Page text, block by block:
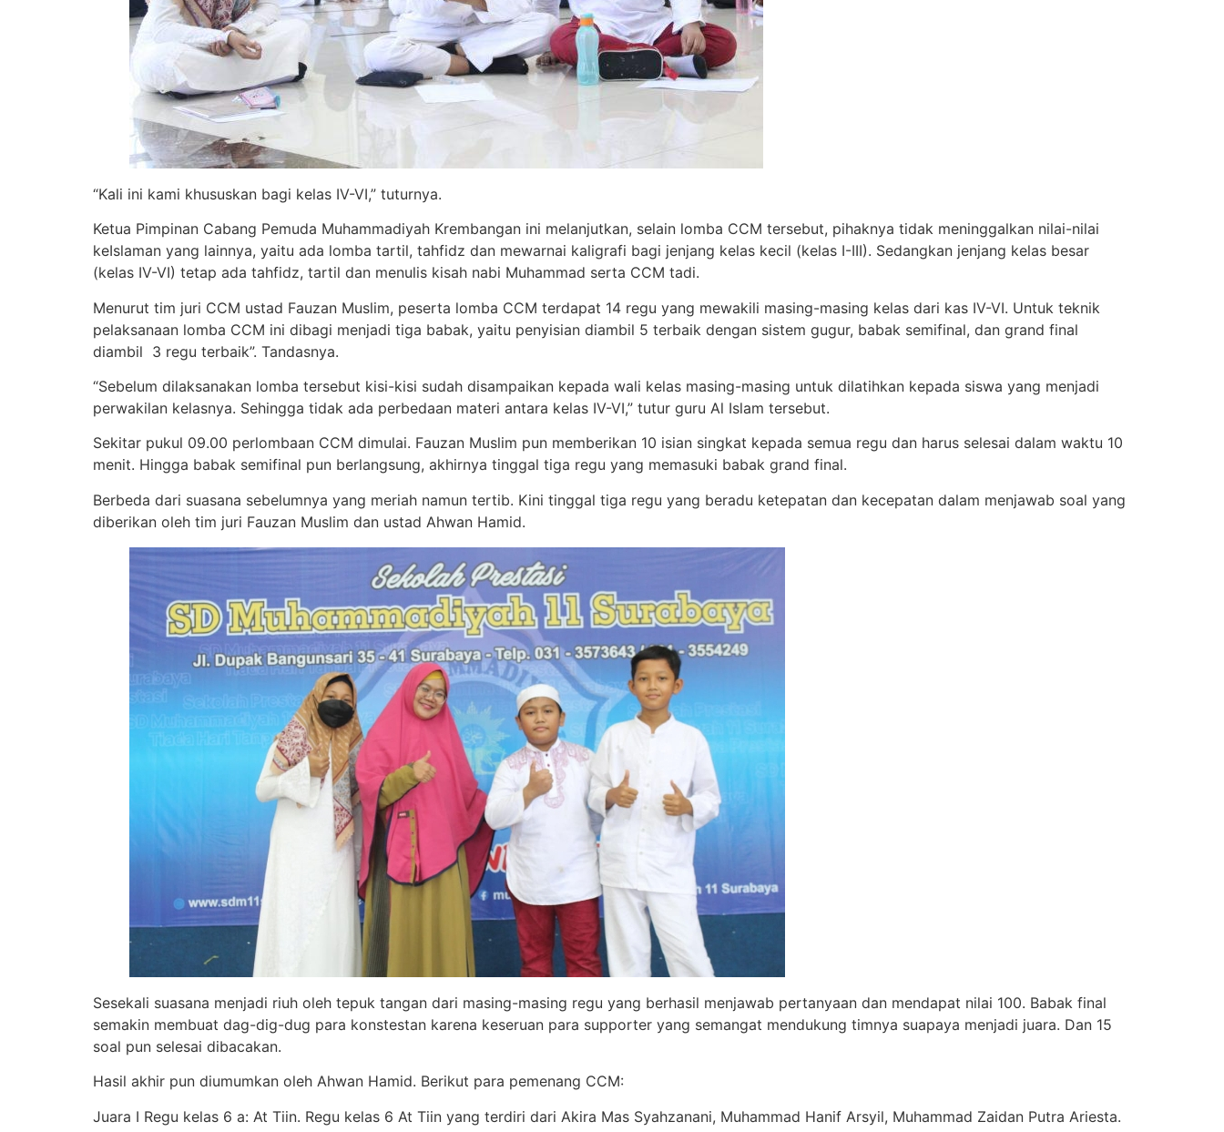
“Kali ini kami khususkan bagi kelas IV-VI,” tuturnya.
Ketua Pimpinan Cabang Pemuda Muhammadiyah Krembangan ini melanjutkan, selain lomba CCM tersebut, pihaknya tidak meninggalkan nilai-nilai
keIslaman yang lainnya, yaitu ada lomba tartil, tahfidz dan mewarnai kaligrafi bagi jenjang kelas kecil (kelas I-III). Sedangkan jenjang kelas besar
(kelas IV-VI) tetap ada tahfidz, tartil dan menulis kisah nabi Muhammad serta CCM tadi.
Menurut tim juri CCM ustad Fauzan Muslim, peserta lomba CCM terdapat 14 regu yang mewakili masing-masing kelas dari kas IV-VI. Untuk teknik
pelaksanaan lomba CCM ini dibagi menjadi tiga babak, yaitu penyisian diambil 5 terbaik dengan sistem gugur, babak semifinal, dan grand final
diambil 3 regu terbaik”. Tandasnya.
“Sebelum dilaksanakan lomba tersebut kisi-kisi sudah disampaikan kepada wali kelas masing-masing untuk dilatihkan kepada siswa yang menjadi
perwakilan kelasnya. Sehingga tidak ada perbedaan materi antara kelas IV-VI,” tutur guru Al Islam tersebut.
Sekitar pukul 09.00 perlombaan CCM dimulai. Fauzan Muslim pun memberikan 10 isian singkat kepada semua regu dan harus selesai dalam waktu 10
menit. Hingga babak semifinal pun berlangsung, akhirnya tinggal tiga regu yang memasuki babak grand final.
Berbeda dari suasana sebelumnya yang meriah namun tertib. Kini tinggal tiga regu yang beradu ketepatan dan kecepatan dalam menjawab soal yang
diberikan oleh tim juri Fauzan Muslim dan ustad Ahwan Hamid.
Sesekali suasana menjadi riuh oleh tepuk tangan dari masing-masing regu yang berhasil menjawab pertanyaan dan mendapat nilai 100. Babak final
semakin membuat dag-dig-dug para konstestan karena keseruan para supporter yang semangat mendukung timnya suapaya menjadi juara. Dan 15
soal pun selesai dibacakan.
Hasil akhir pun diumumkan oleh Ahwan Hamid. Berikut para pemenang CCM:
Juara I Regu kelas 6 a: At Tiin. Regu kelas 6 At Tiin yang terdiri dari Akira Mas Syahzanani, Muhammad Hanif Arsyil, Muhammad Zaidan Putra Ariesta.